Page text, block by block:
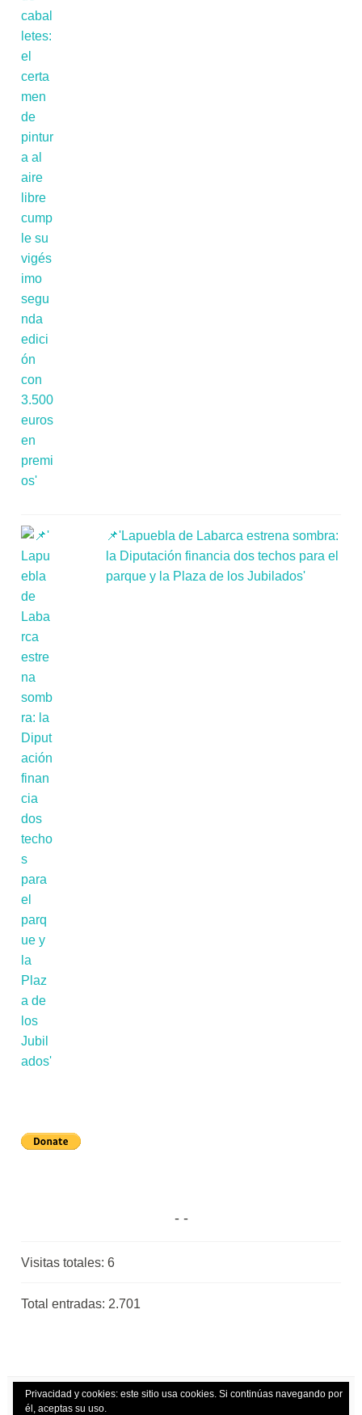
📌'Lapuebla de Labarca estrena sombra:
la Diputación financia dos techos para el
parque y la Plaza de los Jubilados'
Visitas totales:6
Total entradas: 2.701
Privacidad y cookies: este sitio usa cookies. Si continúas navegando por
él, aceptas su uso.